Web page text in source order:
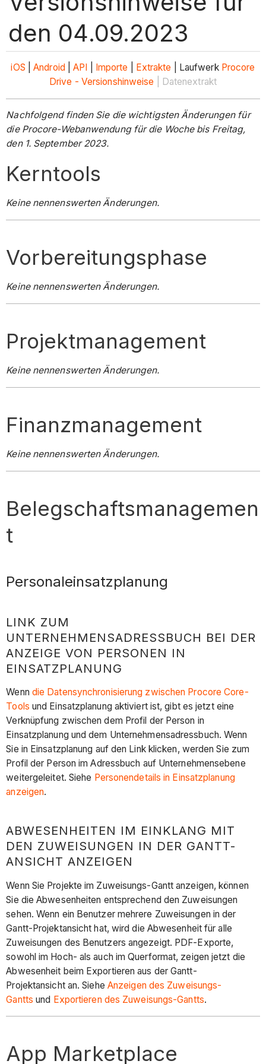
den 04.09.2023
iOS |Android |API Importe Extrakte | Laufwerk Procore
Drive - Versionshinweise
| Datenextrakt
Nachfolgend finden Sie die wichtigsten Änderungen für
die Procore-Webanwendung für die Woche bis Freitag,
den 1. September 2023.
Kerntools
Keine nennenswerten Änderungen.
Vorbereitungsphase
Keine nennenswerten Änderungen.
Projektmanagement
Keine nennenswerten Änderungen.
Finanzmanagement
Keine nennenswerten Änderungen.
Belegschaftsmanagemen
t
Personaleinsatzplanung
LINK ZUM
UNTERNEHMENSADRESSBUCH BEI DER
ANZEIGE VON PERSONEN IN
EINSATZPLANUNG
Wenn die Datensynchronisierung zwischen Procore Core-
Tools und Einsatzplanung aktiviert ist, gibt es jetzt eine
Verknüpfung zwischen dem Profil der Person in
Einsatzplanung und dem Unternehmensadressbuch. Wenn
Sie in Einsatzplanung auf den Link klicken, werden Sie zum
Profil der Person im Adressbuch auf Unternehmensebene
weitergeleitet. Siehe Personendetails in Einsatzplanung
anzeigen.
ABWESENHEITEN IM EINKLANG MIT
DEN ZUWEISUNGEN IN DER GANTT-
ANSICHT ANZEIGEN
Wenn Sie Projekte im Zuweisungs-Gantt anzeigen, können
Sie die Abwesenheiten entsprechend den Zuweisungen
sehen. Wenn ein Benutzer mehrere Zuweisungen in der
Gantt-Projektansicht hat, wird die Abwesenheit für alle
Zuweisungen des Benutzers angezeigt. PDF-Exporte,
sowohl im Hoch- als auch im Querformat, zeigen jetzt die
Abwesenheit beim Exportieren aus der Gantt-
Projektansicht an. Siehe Anzeigen des Zuweisungs-
Gantts und Exportieren des Zuweisungs-Gantts.
App Marketplace